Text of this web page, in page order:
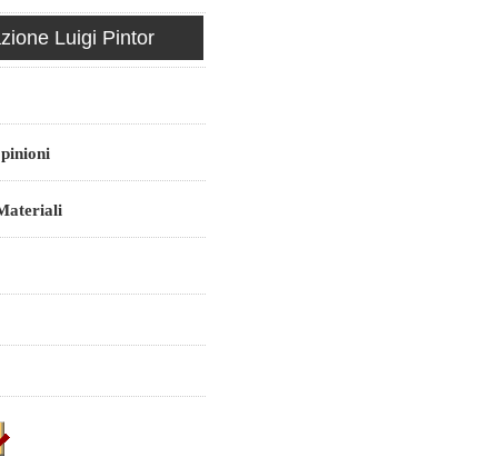
Luigi Pintor